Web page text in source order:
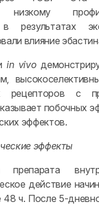
низкому
результатах
влияние
in vivo
рецепторов с
побочных
эффектов.
эффекты
действие
48 ч. После 5-